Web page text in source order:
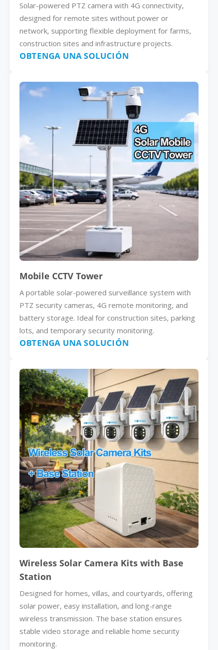
Solar-powered PTZ camera with 4G connectivity,
designed for remote sites without power or
network, supporting flexible deployment for farms,
construction sites and infrastructure projects.
OBTENGA UNA SOLUCIÓN
Mobile CCTV Tower
A portable solar-powered surveillance system with
PTZ security cameras, 4G remote monitoring, and
battery storage. Ideal for construction sites, parking
lots, and temporary security monitoring.
OBTENGA UNA SOLUCIÓN
Wireless Solar Camera Kits with Base
Station
Designed for homes, villas, and courtyards, offering
solar power, easy installation, and long-range
wireless transmission. The base station ensures
stable video storage and reliable home security
monitoring.